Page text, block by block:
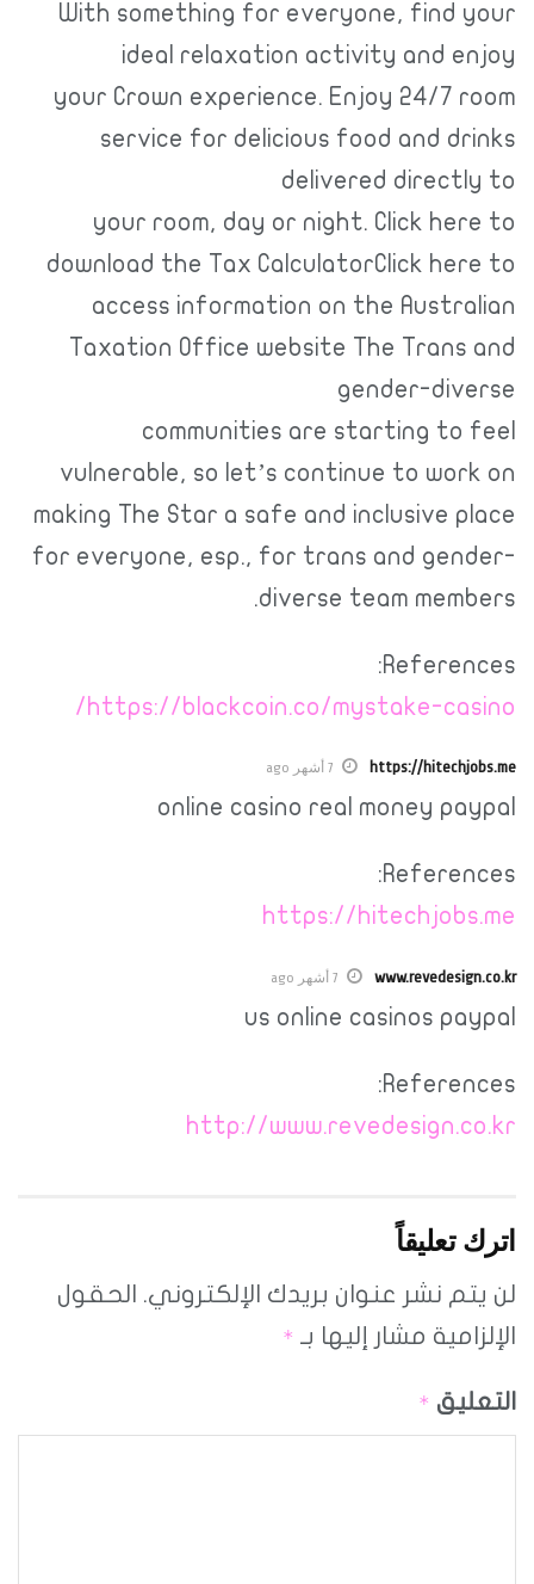
With something for everyone, find your
ideal relaxation activity and enjoy
your Crown experience. Enjoy 24/7 room
service for delicious food and drinks
delivered directly to
your room, day or night. Click here to
download the Tax CalculatorClick here to
access information on the Australian
Taxation Office website The Trans and
gender-diverse
communities are starting to feel
vulnerable, so let’s continue to work on
making The Star a safe and inclusive place
for everyone, esp., for trans and gender-
diverse team members.
References:
https://blackcoin.co/mystake-casino/
https://hitechjobs.me 7 أشهر ago
online casino real money paypal
References:
https://hitechjobs.me
www.revedesign.co.kr 7 أشهر ago
us online casinos paypal
References:
http://www.revedesign.co.kr
اترك تعليقاً
لن يتم نشر عنوان بريدك الإلكتروني. الحقول
الإلزامية مشار إليها بـ *
التعليق *